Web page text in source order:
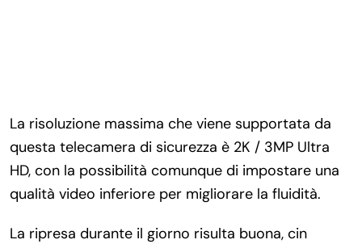
La risoluzione massima che viene supportata da
questa telecamera di sicurezza è 2K / 3MP Ultra
HD, con la possibilità comunque di impostare una
qualità video inferiore per migliorare la fluidità.
La ripresa durante il giorno risulta buona, cin